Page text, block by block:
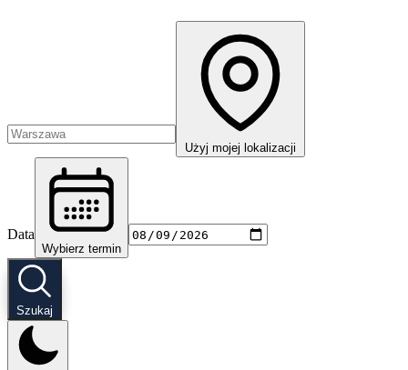
Użyj mojej lokalizacji
Data
Wybierz termin
Szukaj